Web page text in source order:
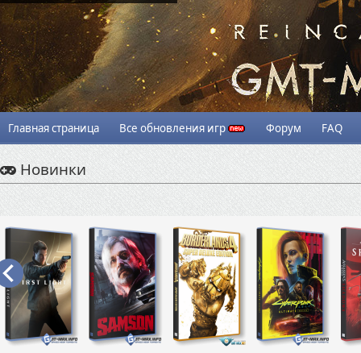
Главная страница Все обновления игр Форум FAQ
Новинки